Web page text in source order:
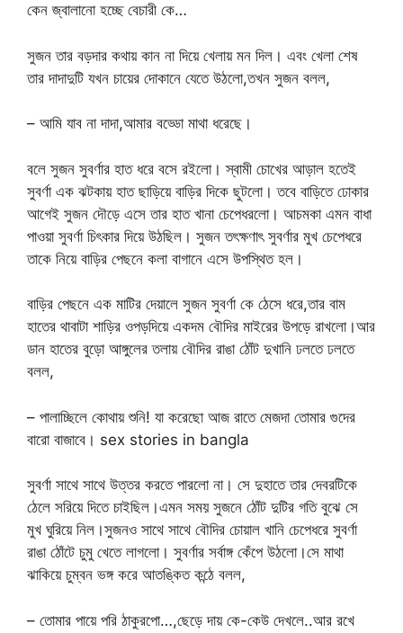
কেন জ্বালানো হচ্ছে বেচারী কে…
সুজন তার বড়দার কথায় কান না দিয়ে খেলায় মন দিল। এবং খেলা শেষ
তার দাদাদুটি যখন চায়ের দোকানে যেতে উঠলো,তখন সুজন বলল,
– আমি যাব না দাদা,আমার বড্ডো মাথা ধরেছে।
বলে সুজন সুবর্ণার হাত ধরে বসে রইলো। স্বামী চোখের আড়াল হতেই
সুবর্ণা এক ঝটকায় হাত ছাড়িয়ে বাড়ির দিকে ছুটলো। তবে বাড়িতে ঢোকার
আগেই সুজন দৌড়ে এসে তার হাত খানা চেপেধরলো। আচমকা এমন বাধা
পাওয়া সুবর্ণা চিৎকার দিয়ে উঠছিল। সুজন তৎক্ষণাৎ সুবর্ণার মুখ চেপেধরে
তাকে নিয়ে বাড়ির পেছনে কলা বাগানে এসে উপস্থিত হল।
বাড়ির পেছনে এক মাটির দেয়ালে সুজন সুবর্ণা কে ঠেসে ধরে,তার বাম
হাতের থাবাটা শাড়ির ওপড়দিয়ে একদম বৌদির মাইরের উপড়ে রাখলো।আর
ডান হাতের বুড়ো আঙ্গুলের তলায় বৌদির রাঙা ঠোঁট দুখানি ঢলতে ঢলতে
বলল,
– পালাচ্ছিলে কোথায় শুনি! যা করেছো আজ রাতে মেজদা তোমার গুদের
বারো বাজাবে। sex stories in bangla
সুবর্ণা সাথে সাথে উত্তর করতে পারলো না। সে দুহাতে তার দেবরটিকে
ঠেলে সরিয়ে দিতে চাইছিল।এমন সময় সুজনে ঠোঁট দুটির গতি বুঝে সে
মুখ ঘুরিয়ে নিল।সুজনও সাথে সাথে বৌদির চোয়াল খানি চেপেধরে সুবর্ণা
রাঙা ঠোঁটে চুমু খেতে লাগলো। সুবর্ণার সর্বাঙ্গ কেঁপে উঠলো।সে মাথা
ঝাকিয়ে চুম্বন ভঙ্গ করে আতঙ্কিত কন্ঠে বলল,
– তোমার পায়ে পরি ঠাকুরপো…,ছেড়ে দায় কে-কেউ দেখলে..আর রখে